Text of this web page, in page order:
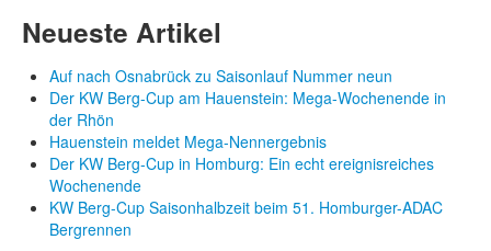
Neueste Artikel
Auf nach Osnabrück zu Saisonlauf Nummer neun
Der KW Berg-Cup am Hauenstein: Mega-Wochenende in
der Rhön
Hauenstein meldet Mega-Nennergebnis
Der KW Berg-Cup in Homburg: Ein echt ereignisreiches
Wochenende
KW Berg-Cup Saisonhalbzeit beim 51. Homburger-ADAC
Bergrennen